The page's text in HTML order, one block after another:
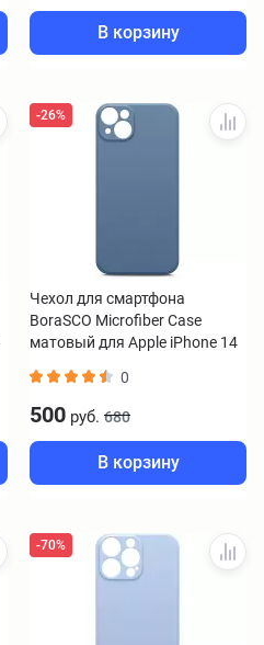
В корзину
-26%
Чехол для смартфона
BoraSCO Microfiber Case
матовый для Apple iPhone 14
0
500 руб. 680
В корзину
-70%